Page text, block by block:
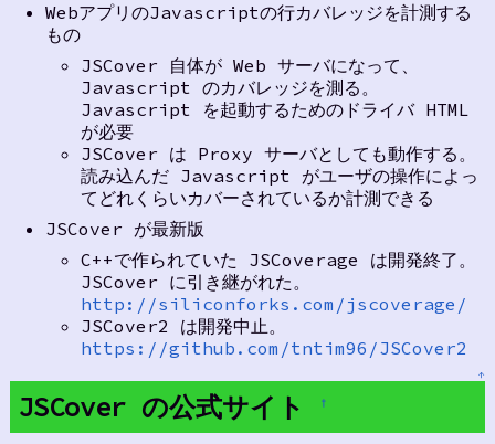
WebアプリのJavascriptの行カバレッジを計測する
もの
JSCover 自体が Web サーバになって、
Javascript のカバレッジを測る。
Javascript を起動するためのドライバ HTML
が必要
JSCover は Proxy サーバとしても動作する。
読み込んだ Javascript がユーザの操作によっ
てどれくらいカバーされているか計測できる
JSCover が最新版
C++で作られていた JSCoverage は開発終了。
JSCover に引き継がれた。
http://siliconforks.com/jscoverage/
JSCover2 は開発中止。
https://github.com/tntim96/JSCover2
↑
JSCover の公式サイト †